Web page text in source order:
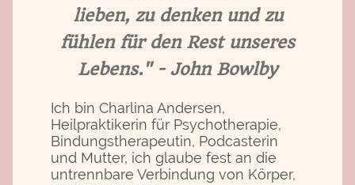
lieben, zu denken und zu
fühlen für den Rest unseres
Lebens." - John Bowlby
Ich bin Charlina Andersen,
Heilpraktikerin für Psychotherapie,
Bindungstherapeutin, Podcasterin
und Mutter, ich glaube fest an die
untrennbare Verbindung von Körper,